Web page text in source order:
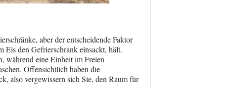
aber der entscheidende Faktor
Eis den Gefrierschrank einsackt, hält.
während eine Einheit im Freien
Offensichtlich haben die
also vergewissern sich Sie, den Raum für